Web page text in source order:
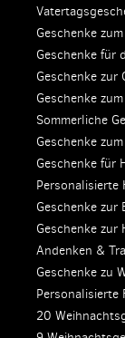
Geschenke
Geschenke für
Geschenke zur
Geschenke
Sommerliche
Geschenke
Geschenke für
Personalisierte
Geschenke zur
Geschenke zur
Andenken &
Geschenke zu
Personalisierte
20